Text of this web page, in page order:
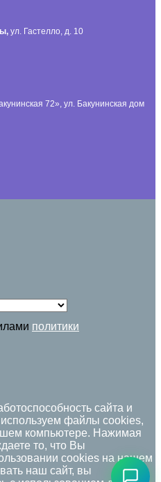
ул. Гастелло, д. 10
72», ул. Бакунинская дом
политики
сайта и
файлы cookies,
компьютере. Нажимая
то, что Вы
cookies на нашем
наш сайт, вы